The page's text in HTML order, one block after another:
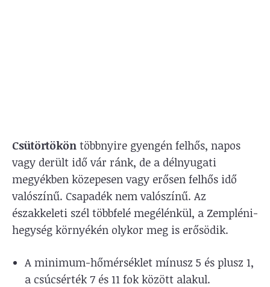
Csütörtökön többnyire gyengén felhős, napos
vagy derült idő vár ránk, de a délnyugati
megyékben közepesen vagy erősen felhős idő
valószínű. Csapadék nem valószínű. Az
északkeleti szél többfelé megélénkül, a Zempléni-
hegység környékén olykor meg is erősödik.
A minimum-hőmérséklet mínusz 5 és plusz 1,
a csúcsérték 7 és 11 fok között alakul.